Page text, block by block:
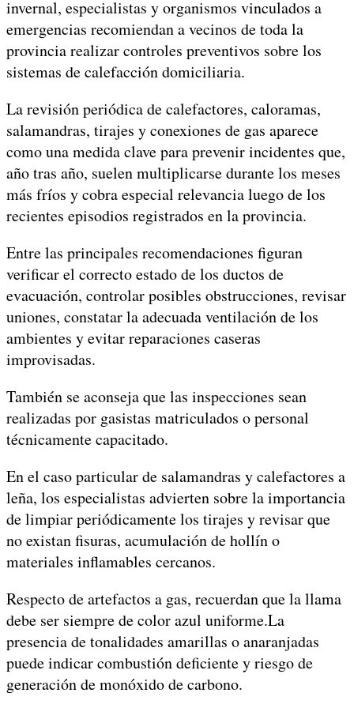
invernal, especialistas y organismos vinculados a
emergencias recomiendan a vecinos de toda la
provincia realizar controles preventivos sobre los
sistemas de calefacción domiciliaria.
La revisión periódica de calefactores, caloramas,
salamandras, tirajes y conexiones de gas aparece
como una medida clave para prevenir incidentes que,
año tras año, suelen multiplicarse durante los meses
más fríos y cobra especial relevancia luego de los
recientes episodios registrados en la provincia.
Entre las principales recomendaciones figuran
verificar el correcto estado de los ductos de
evacuación, controlar posibles obstrucciones, revisar
uniones, constatar la adecuada ventilación de los
ambientes y evitar reparaciones caseras
improvisadas.
También se aconseja que las inspecciones sean
realizadas por gasistas matriculados o personal
técnicamente capacitado.
En el caso particular de salamandras y calefactores a
leña, los especialistas advierten sobre la importancia
de limpiar periódicamente los tirajes y revisar que
no existan fisuras, acumulación de hollín o
materiales inflamables cercanos.
Respecto de artefactos a gas, recuerdan que la llama
debe ser siempre de color azul uniforme.La
presencia de tonalidades amarillas o anaranjadas
puede indicar combustión deficiente y riesgo de
generación de monóxido de carbono.